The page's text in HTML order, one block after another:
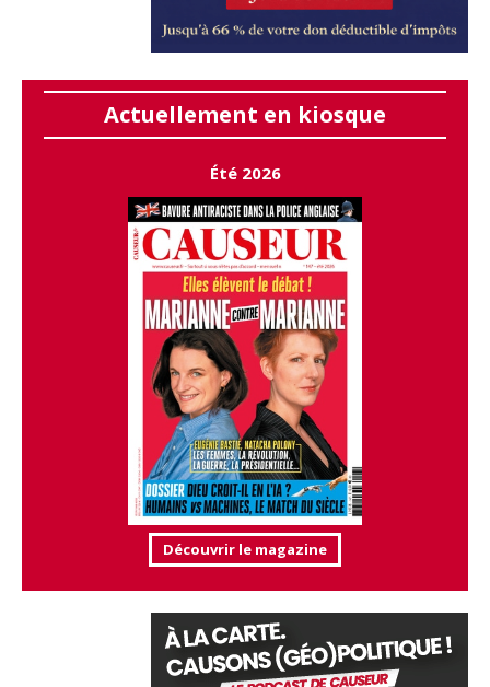
Actuellement en kiosque
Été 2026
Découvrir le magazine